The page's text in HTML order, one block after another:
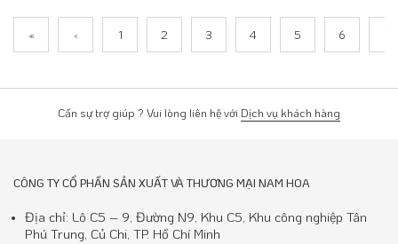
« ‹ 1 2 3 4 5 6 7
Cần sự trợ giúp ? Vui lòng liên hệ với Dịch vụ khách hàng
CÔNG TY CỔ PHẦN SẢN XUẤT VÀ THƯƠNG MẠI NAM HOA
Địa chỉ: Lô C5 – 9, Đường N9, Khu C5, Khu công nghiệp Tân
Phú Trung, Củ Chi, TP. Hồ Chí Minh